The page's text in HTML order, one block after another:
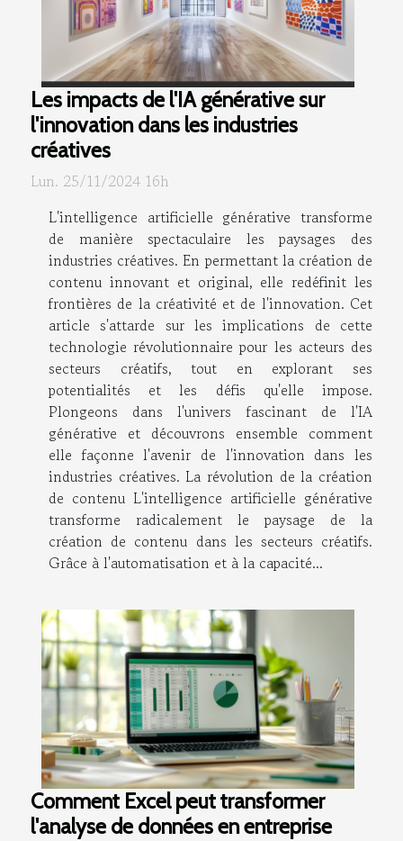
Les impacts de l'IA générative sur
l'innovation dans les industries
créatives
Lun. 25/11/2024 16h
L'intelligence artificielle générative transforme
de manière spectaculaire les paysages des
industries créatives. En permettant la création de
contenu innovant et original, elle redéfinit les
frontières de la créativité et de l'innovation. Cet
article s'attarde sur les implications de cette
technologie révolutionnaire pour les acteurs des
secteurs créatifs, tout en explorant ses
potentialités et les défis qu'elle impose.
Plongeons dans l'univers fascinant de l'IA
générative et découvrons ensemble comment
elle façonne l'avenir de l'innovation dans les
industries créatives. La révolution de la création
de contenu L'intelligence artificielle générative
transforme radicalement le paysage de la
création de contenu dans les secteurs créatifs.
Grâce à l'automatisation et à la capacité...
Comment Excel peut transformer
l'analyse de données en entreprise